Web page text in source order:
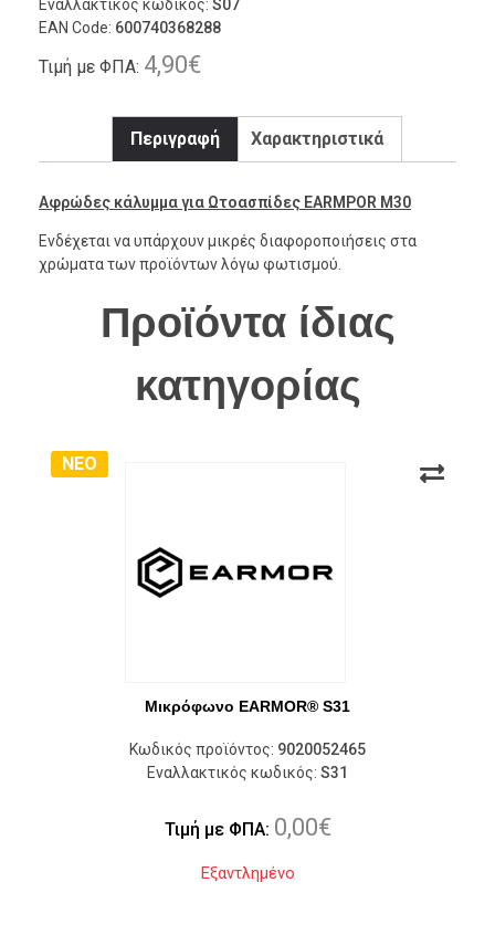
Εναλλακτικός κωδικός: S07
EAN Code: 600740368288
Τιμή με ΦΠΑ: 4,90€
Περιγραφή Χαρακτηριστικά
Aφρώδες κάλυμμα για Ωτοασπίδες EARMPOR M30
Ενδέχεται να υπάρχουν μικρές διαφοροποιήσεις στα
χρώματα των προϊόντων λόγω φωτισμού.
Προϊόντα ίδιας
κατηγορίας
ΝΕΟ
Μικρόφωνο EARMOR® S31
Κωδικός προϊόντος: 9020052465
Εναλλακτικός κωδικός: S31
Τιμή με ΦΠΑ: 0,00€
Εξαντλημένο